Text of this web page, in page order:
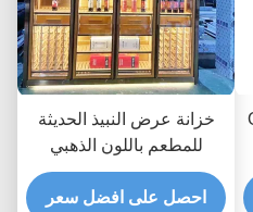
خزانة عرض النبيذ الحديثة
للمطعم باللون الذهبي
الوردي TUV 350 * 190 سم
احصل على افضل سعر